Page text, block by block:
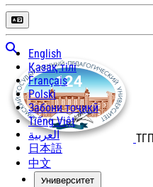
English
Қазақ тілі
Français
Polski
Забони тоҷикӣ
Tiếng Việt
العربية
日本語
中文
Университет